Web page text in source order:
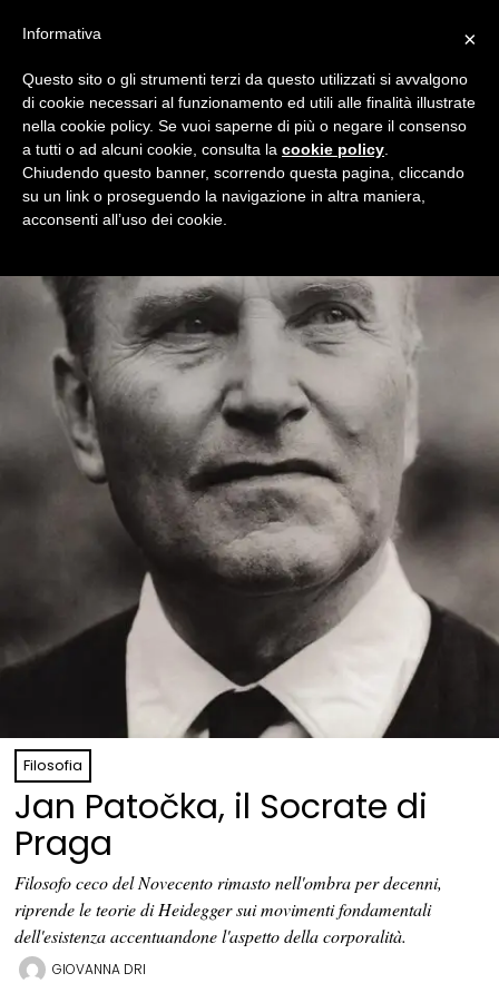
Filosofia
Jan Patočka, il Socrate di
Praga
Filosofo ceco del Novecento rimasto nell'ombra per decenni,
riprende le teorie di Heidegger sui movimenti fondamentali
dell'esistenza accentuandone l'aspetto della corporalità.
GIOVANNA DRI
×
Informativa
Questo sito o gli strumenti terzi da questo utilizzati si avvalgono
di cookie necessari al funzionamento ed utili alle finalità illustrate
nella cookie policy. Se vuoi saperne di più o negare il consenso
a tutti o ad alcuni cookie, consulta la cookie policy
Chiudendo questo banner, scorrendo questa pagina, cliccando
su un link o proseguendo la navigazione in altra maniera,
acconsenti all’uso dei cookie.